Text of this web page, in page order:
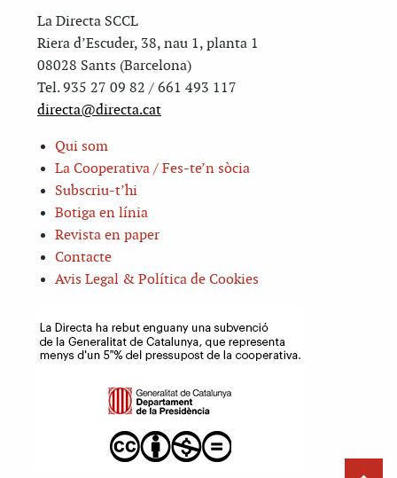
La Directa SCCL
Riera d’Escuder, 38, nau 1, planta 1
08028 Sants (Barcelona)
Tel. 935 27 09 82 / 661 493 117
directa@directa.cat
Qui som
La Cooperativa / Fes-te’n sòcia
Subscriu-t’hi
Botiga en línia
Revista en paper
Contacte
Avis Legal & Política de Cookies